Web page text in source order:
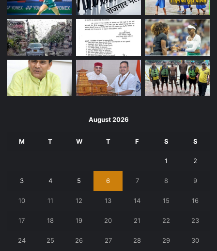
August 2026
M T W T F S S
1 2
3 4 5 6 7 8 9
10 11 12 13 14 15 16
17 18 19 20 21 22 23
24 25 26 27 28 29 30